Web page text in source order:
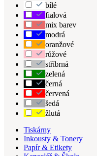
bílé
fialová
mix barev
modrá
oranžové
růžové
stříbrná
zelená
černá
červená
šedá
žlutá
Tiskárny
Inkousty & Tonery
Papír & Etikety